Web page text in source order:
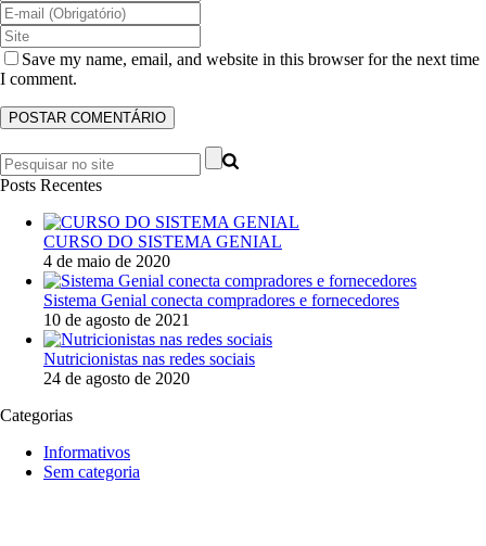
Save my name, email, and website in this browser for the next time
I comment.
Posts Recentes
CURSO DO SISTEMA GENIAL
4 de maio de 2020
Sistema Genial conecta compradores e fornecedores
10 de agosto de 2021
Nutricionistas nas redes sociais
24 de agosto de 2020
Categorias
Informativos
Sem categoria